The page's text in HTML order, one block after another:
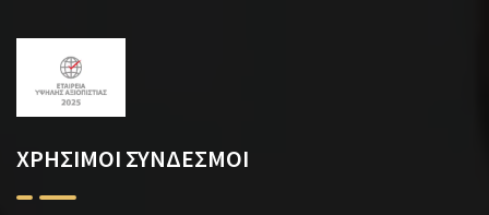
ΧΡΗΣΙΜΟΙ ΣΥΝΔΕΣΜΟΙ